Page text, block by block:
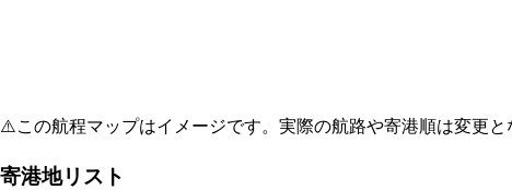
⚠️この航程マップはイメージです。実際の航路や寄港順は変更と
寄港地リスト